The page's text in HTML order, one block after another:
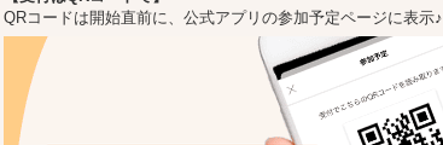
QRコードは開始直前に、公式アプリの参加予定ページに表示♪